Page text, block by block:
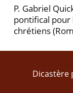
P. Gabriel
pontifical pour
chrétiens
Dicastère